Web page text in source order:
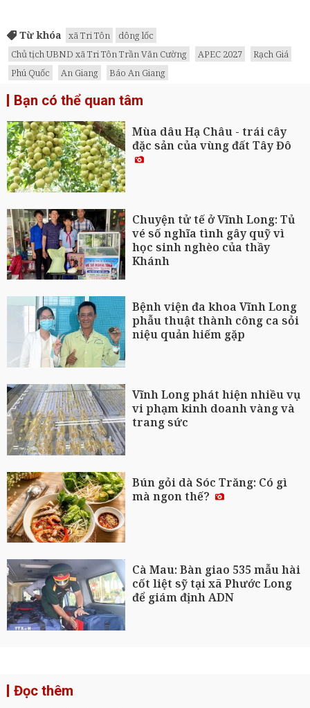
Từ khóa xã Tri Tôn
dông lốc
Chủ tịch UBND xã Tri Tôn Trần Văn Cường
APEC 2027
Rạch Giá
Phú Quốc
An Giang Báo An Giang
Bạn có thể quan tâm
Mùa dâu Hạ Châu - trái cây
đặc sản của vùng đất Tây Đô
Chuyện tử tế ở Vĩnh Long: Tủ
vé số nghĩa tình gây quỹ vì
học sinh nghèo của thầy
Khánh
Bệnh viện đa khoa Vĩnh Long
phẫu thuật thành công ca sỏi
niệu quản hiếm gặp
Vĩnh Long phát hiện nhiều vụ
vi phạm kinh doanh vàng và
trang sức
Bún gỏi dà Sóc Trăng: Có gì
mà ngon thế?
Cà Mau: Bàn giao 535 mẫu hài
cốt liệt sỹ tại xã Phước Long
để giám định ADN
Đọc thêm